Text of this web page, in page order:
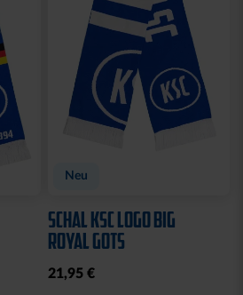
Neu
SCHAL KSC LOGO BIG
ROYAL GOTS
21,95 €